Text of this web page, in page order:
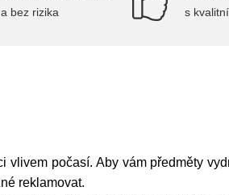
bez rizika s
vlivem počasí. Aby vám předměty
reklamovat.